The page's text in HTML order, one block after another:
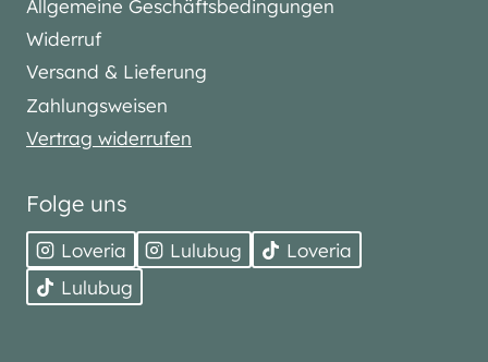
Allgemeine Geschäftsbedingungen
Widerruf
Versand & Lieferung
Zahlungsweisen
Vertrag widerrufen
Folge uns
Loveria Lulubug
Loveria
Lulubug